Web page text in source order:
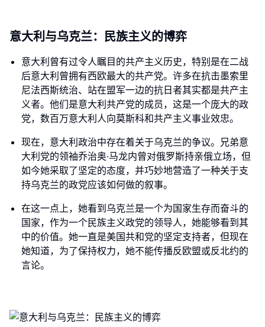
意大利与乌克兰：民族主义的博弈
意大利曾有过令人瞩目的共产主义历史，特别是在二战
后意大利曾拥有西欧最大的共产党。许多在抗击墨索里
尼法西斯统治、站在盟军一边的抗日者其实都是共产主
义者。他们是意大利共产党的成员，这是一个庞大的政
党，数百万意大利人向莫斯科和共产主义事业效忠。
现在，意大利政治中存在着关于乌克兰的争议。兄弟意
大利党的领袖乔治奥·马龙内曾对俄罗斯持亲俄立场，但
如今她采取了坚定的态度，并巧妙地营造了一种关于支
持乌克兰的政党应该如何做的叙事。
在这一点上，她看到乌克兰是一个为国家生存而奋斗的
国家，作为一个民族主义政党的领导人，她能够看到其
中的价值。她一直是美国共和党的坚定支持者，但现在
她知道，为了保持权力，她不能传播反欧盟或反北约的
言论。